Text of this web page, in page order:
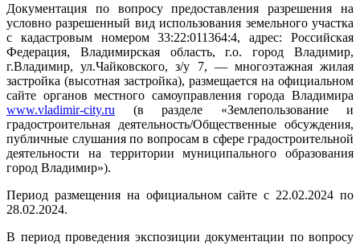
Документация по вопросу предоставления разрешения на
условно разрешенный вид использования земельного участка
с кадастровым номером 33:22:011364:4, адрес: Российская
Федерация, Владимирская область, г.о. город Владимир,
г.Владимир, ул.Чайковского, з/у 7, — многоэтажная жилая
застройка (высотная застройка), размещается на официальном
сайте органов местного самоуправления города Владимира
www.vladimir-city.ru (в разделе «Землепользование и
градостроительная деятельность/Общественные обсуждения,
публичные слушания по вопросам в сфере градостроительной
деятельности на территории муниципального образования
город Владимир»).
Период размещения на официальном сайте с 22.02.2024 по
28.02.2024.
В период проведения экспозиции документации по вопросу